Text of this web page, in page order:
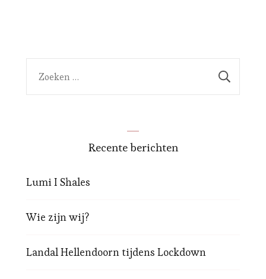
Recente berichten
Lumi I Shales
Wie zijn wij?
Landal Hellendoorn tijdens Lockdown